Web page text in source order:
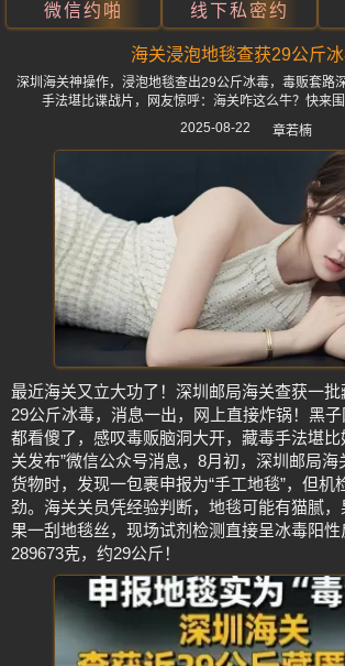
微信约啪 线下私密约
海关浸泡地毯查获29公斤
深圳海关神操作，浸泡地毯查出29公斤冰毒，毒贩套路
手法堪比谍战片，网友惊呼：海关咋这么牛？快来围
2025-08-22
章若楠
最近海关又立大功了！深圳邮局海关查获一
29公斤冰毒，消息一出，网上直接炸锅！黑
都看傻了，感叹毒贩脑洞大开，藏毒手法堪比
关发布”微信公众号消息，8月初，深圳邮局
货物时，发现一包裹申报为“手工地毯”，但机
劲。海关关员凭经验判断，地毯可能有猫腻
果一刮地毯丝，现场试剂检测直接呈冰毒阳
289673克，约29公斤！